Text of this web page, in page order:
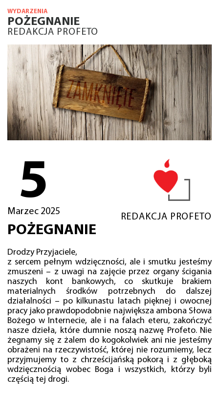
WYDARZENIA
POŻEGNANIE
REDAKCJA PROFETO
5
Marzec 2025
REDAKCJA PROFETO
POŻEGNANIE
Drodzy Przyjaciele,
z sercem pełnym wdzięczności, ale i smutku jesteśmy
zmuszeni – z uwagi na zajęcie przez organy ścigania
naszych kont bankowych, co skutkuje brakiem
materialnych środków potrzebnych do dalszej
działalności – po kilkunastu latach pięknej i owocnej
pracy jako prawdopodobnie największa ambona Słowa
Bożego w Internecie, ale i na falach eteru, zakończyć
nasze dzieła, które dumnie noszą nazwę Profeto. Nie
żegnamy się z żalem do kogokolwiek ani nie jesteśmy
obrażeni na rzeczywistość, której nie rozumiemy, lecz
przyjmujemy to z chrześcijańską pokorą i z głęboką
wdzięcznością wobec Boga i wszystkich, którzy byli
częścią tej drogi.